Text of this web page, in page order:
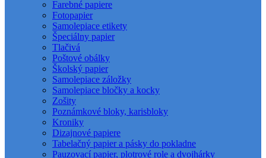
Farebné papiere
Fotopapier
Samolepiace etikety
Špeciálny papier
Tlačivá
Poštové obálky
Školský papier
Samolepiace záložky
Samolepiace bločky a kocky
Zošity
Poznámkové bloky, karisbloky
Kroniky
Dizajnové papiere
Tabelačný papier a pásky do pokladne
Pauzovací papier, plotrové role a dvojhárky